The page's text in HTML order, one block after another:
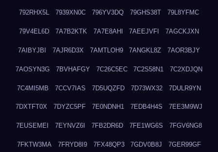
792RHX5L 7939XN0C 796YV3DQ 79GHS38T 79L8YFMC
79V4EL6D 7A7B2KTK 7A7E8AHI 7AEEJVFI 7AGCKJXN
7AIBYJBI 7AJR6D3X 7AMTLOH9 7ANGKL8Z 7AOR3BJY
7AOSYN3G 7BVHAFGY 7C26C5EC 7C2S58N1 7C2XDJQN
7C4MI5MB 7CCV7IAS 7D5UQZFD 7D73WX32 7DULR9YN
7DXTFT0X 7DYZC5PF 7E0NDNH1 7EDB4H4S 7EE3M9WJ
7EUSEMEI 7EYNVZ6I 7FB2DR6D 7FE1WG6S 7FGV6NG8
7FKTW3MA 7FRYD8I9 7FX48QP3 7GDV0B8J 7GER99GF